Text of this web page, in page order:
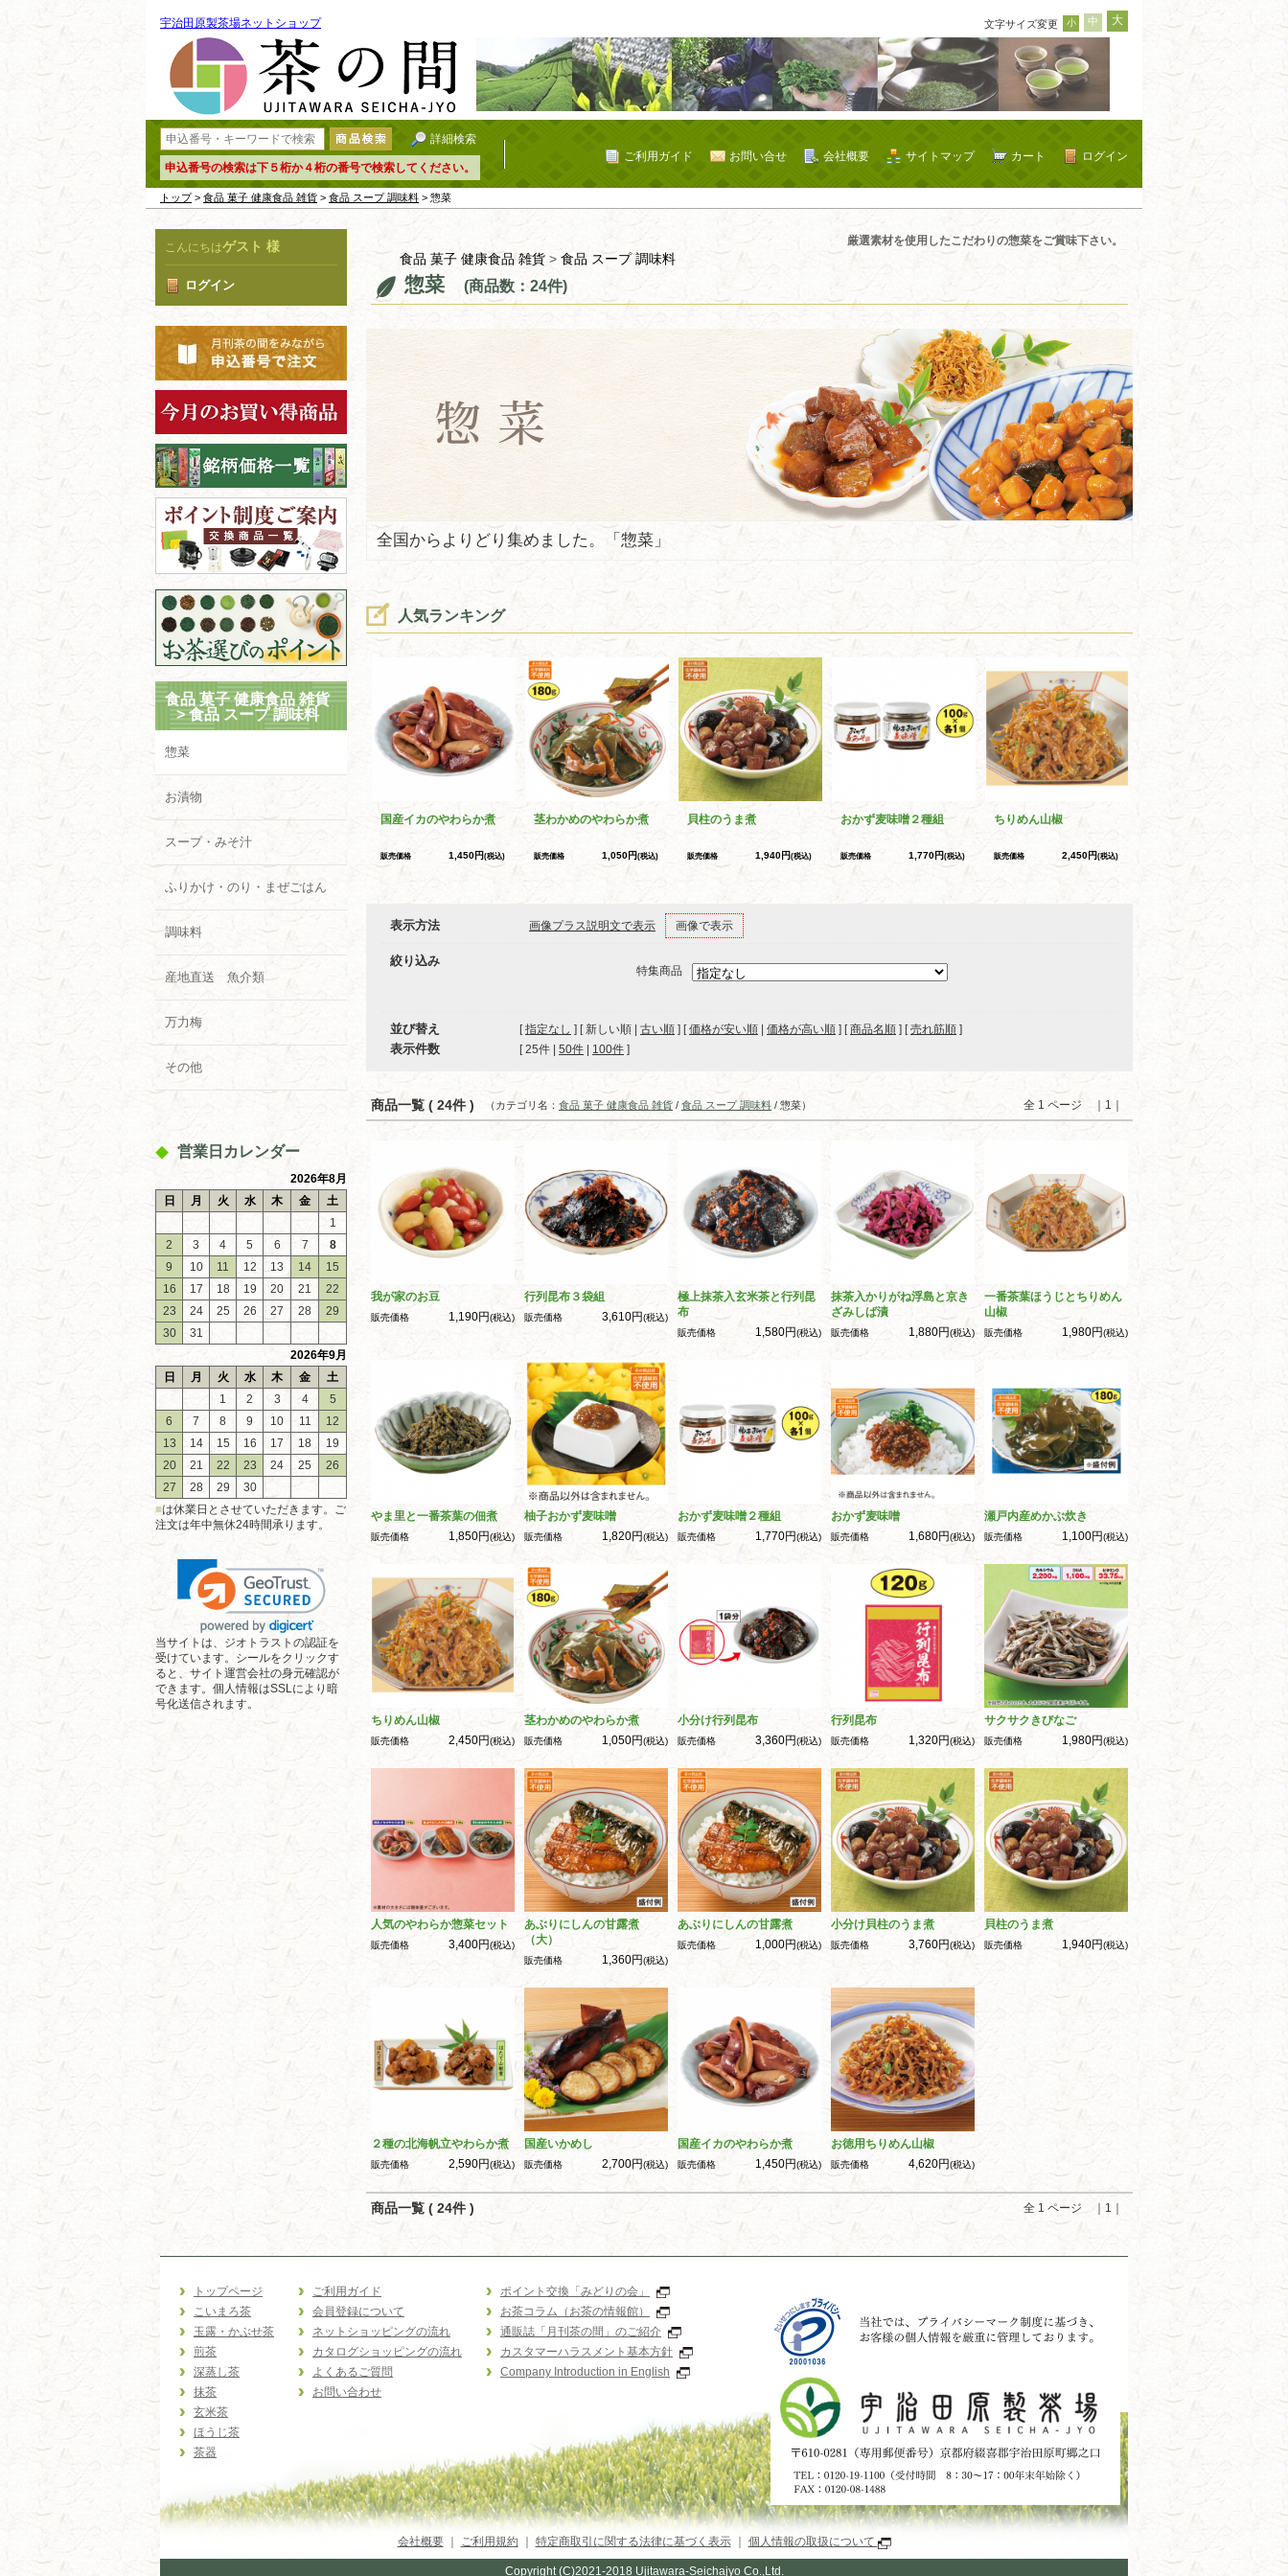
宇治田原製茶場ネットショップ 文字サイズ変更 小 中 大
詳細検索
申込番号の検索は下５桁か４桁の番号で検索してください。
ログイン
カート
サイトマップ
会社概要
お問い合せ
ご利用ガイド
トップ> 食品 菓子 健康食品 雑貨 > 食品 スープ 調味料 > 惣菜
こんにちはゲスト 様
ログイン
食品 菓子 健康食品 雑貨
>食品 スープ 調味料
惣菜
お漬物
スープ・みそ汁
ふりかけ・のり・まぜごはん
調味料
産地直送 魚介類
万力梅
その他
営業日カレンダー
2026年8月
日
月 火 水 木 金
土
1
2
3 4 5 6 7
8
9
10 11 12 13 14
15
16
17 18 19 20 21
22
23
24 25 26 27 28
29
30
31
2026年9月
日
月 火 水 木 金
土
1
2 3 4
5
6
7 8 9 10 11
12
13
14 15 16 17 18
19
20
21 22 23 24 25
26
27
28 29
30
■は休業日とさせていただきます。ご
注文は年中無休24時間承ります。
当サイトは、ジオトラストの認証を
受けています。シールをクリックす
ると、サイト運営会社の身元確認が
できます。個人情報はSSLにより暗
号化送信されます。
厳選素材を使用したこだわりの惣菜をご賞味下さい。
食品 菓子 健康食品 雑貨 > 食品 スープ 調味料
惣菜 (商品数：24件)
全国からよりどり集めました。「惣菜」
人気ランキング
国産イカのやわらか煮
販売価格 1,450円(税込)
茎わかめのやわらか煮
販売価格 1,050円(税込)
貝柱のうま煮
販売価格 1,940円(税込)
おかず麦味噌２種組
販売価格 1,770円(税込)
ちりめん山椒
販売価格 2,450円(税込)
表示方法 画像プラス説明文で表示 画像で表示
絞り込み
特集商品
並び替え [指定なし ] [ 新しい順 | 古い順 ] [価格が安い順 価格が高い順 ] [商品名順 ] [売れ筋順 ]
表示件数 [ 25件 50件 100件 ]
商品一覧 ( 24件 ) 全 1 ページ ｜1｜
（カテゴリ名： 食品 菓子 健康食品 雑貨 / 食品 スープ 調味料 / 惣菜）
我が家のお豆
販売価格 1,190円(税込)
行列昆布３袋組
販売価格 3,610円(税込)
極上抹茶入玄米茶と行列昆
布
販売価格 1,580円(税込)
抹茶入かりがね浮島と京き
ざみしば漬
販売価格 1,880円(税込)
一番茶葉ほうじとちりめん
山椒
販売価格 1,980円(税込)
やま里と一番茶葉の佃煮
販売価格 1,850円(税込)
柚子おかず麦味噌
販売価格 1,820円(税込)
おかず麦味噌２種組
販売価格 1,770円(税込)
おかず麦味噌
販売価格 1,680円(税込)
瀬戸内産めかぶ炊き
販売価格 1,100円(税込)
ちりめん山椒
販売価格 2,450円(税込)
茎わかめのやわらか煮
販売価格 1,050円(税込)
小分け行列昆布
販売価格 3,360円(税込)
行列昆布
販売価格 1,320円(税込)
サクサクきびなご
販売価格 1,980円(税込)
人気のやわらか惣菜セット
販売価格 3,400円(税込)
あぶりにしんの甘露煮
（大）
販売価格 1,360円(税込)
あぶりにしんの甘露煮
販売価格 1,000円(税込)
小分け貝柱のうま煮
販売価格 3,760円(税込)
貝柱のうま煮
販売価格 1,940円(税込)
２種の北海帆立やわらか煮
販売価格 2,590円(税込)
国産いかめし
販売価格 2,700円(税込)
国産イカのやわらか煮
販売価格 1,450円(税込)
お徳用ちりめん山椒
販売価格 4,620円(税込)
商品一覧 ( 24件 ) 全 1 ページ ｜1｜
トップページ
こいまろ茶
玉露・かぶせ茶
煎茶
深蒸し茶
抹茶
玄米茶
ほうじ茶
茶器
ご利用ガイド
会員登録について
ネットショッピングの流れ
カタログショッピングの流れ
よくあるご質問
お問い合わせ
ポイント交換「みどりの会」
お茶コラム（お茶の情報館）
通販誌「月刊茶の間」のご紹介
カスタマーハラスメント基本方針
Company Introduction in English
会社概要｜ ご利用規約｜ 特定商取引に関する法律に基づく表示｜ 個人情報の取扱について
Copyright (C)2021-2018 Ujitawara-Seichajyo Co.,Ltd.